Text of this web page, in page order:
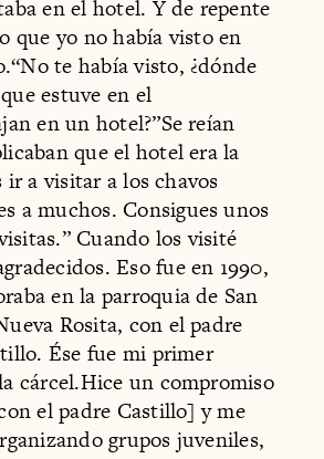
en el hotel. Y de repente
que yo no había visto en
te había visto, ¿dónde
estuve en el
en un hotel?”Se reían
que el hotel era la
ir a visitar a los chavos
a muchos. Consigues unos
Cuando los visité
Eso fue en 1990,
en la parroquia de San
Rosita, con el padre
Ése fue mi primer
cárcel.Hice un compromiso
el padre Castillo] y me
grupos juveniles,